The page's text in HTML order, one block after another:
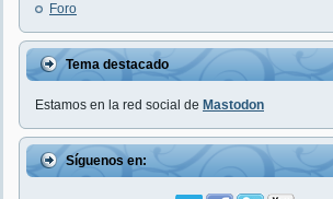
Foro
Tema destacado
Estamos en la red social de Mastodon
Síguenos en: